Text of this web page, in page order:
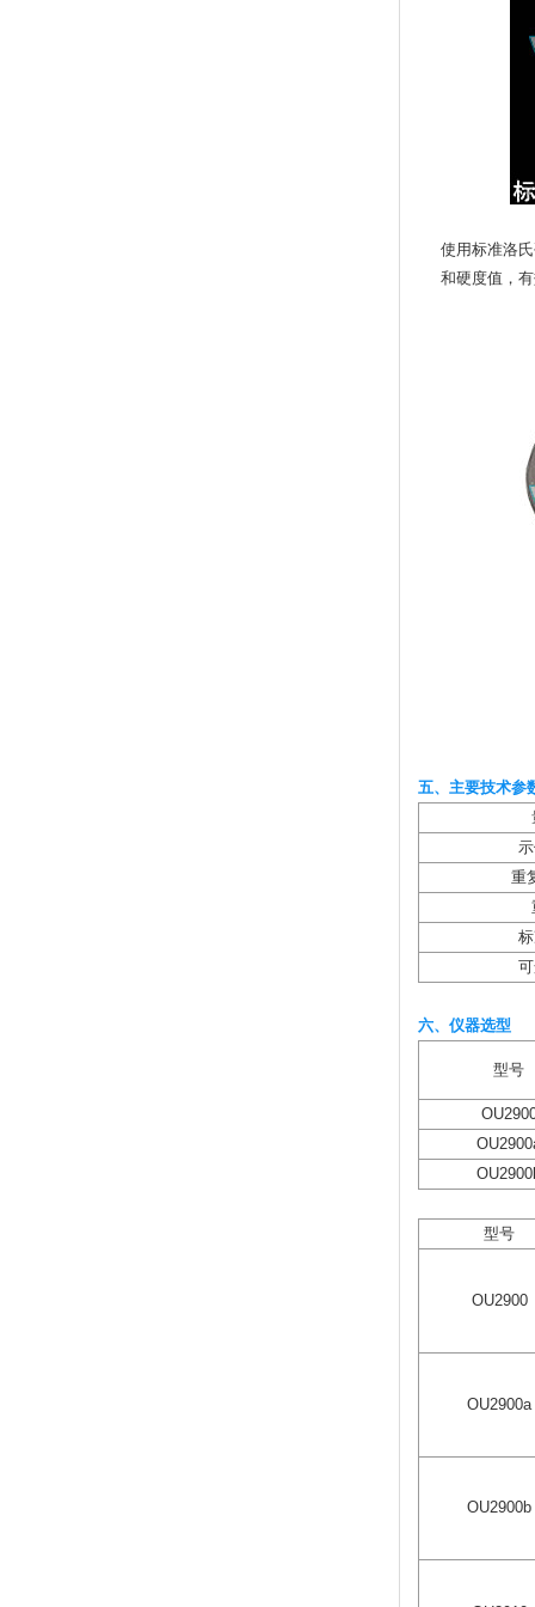
使用标准洛
和硬度值，
五、主要技术参
重
六、仪器选型
型号
型号
OU2900
OU2900a
OU2900b